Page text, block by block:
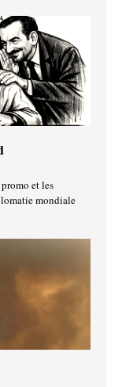
et les
mondiale